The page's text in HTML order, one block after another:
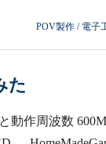
POV製作 / 電子
た
動作周波数